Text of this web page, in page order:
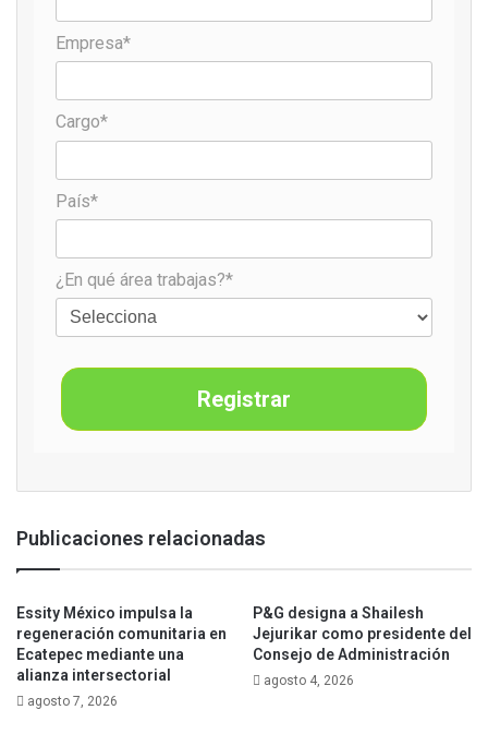
Empresa*
Cargo*
País*
¿En qué área trabajas?*
Registrar
Publicaciones relacionadas
Essity México impulsa la
regeneración comunitaria en
Ecatepec mediante una
alianza intersectorial
agosto 7, 2026
P&G designa a Shailesh
Jejurikar como presidente del
Consejo de Administración
agosto 4, 2026